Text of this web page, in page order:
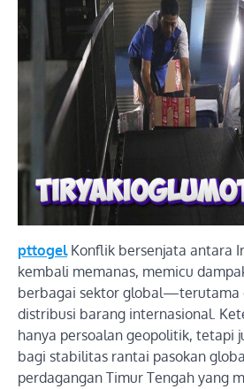
pttogelKonflik bersenjata antara
kembali memanas, memicu
berbagai sektor global—terutama
distribusi barang internasional.
hanya persoalan geopolitik, tetapi
bagi stabilitas rantai pasokan
perdagangan Timur Tengah yang